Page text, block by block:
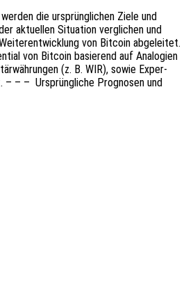
die ursprüng­li­chen Ziele und
aktu­el­len Situa­ti­on vergli­chen und
von Bitco­in abge­lei­tet.
von Bitco­in basie­rend auf Analo­gien
(z. B. WIR), sowie Exper­
– – – Ursprüng­li­che Progno­sen und